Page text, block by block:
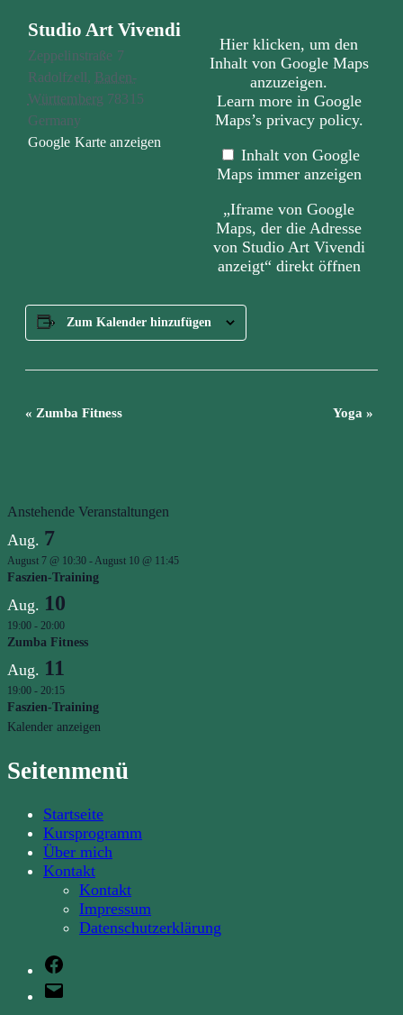
Studio Art Vivendi
Zeppelinstraße 7
Radolfzell, Baden-
Württemberg 78315
Germany
Google Karte anzeigen
Google
Maps,
der
die
Adresse
von
Studio
Vivendi
anzeigt“
Maps
anzeigen
Hier klicken, um den
Inhalt von Google Maps
anzuzeigen.
Learn more in Google
Maps’s privacy policy.
Inhalt von Google
Maps immer anzeigen
„Iframe von Google
Maps, der die Adresse
von Studio Art Vivendi
anzeigt“ direkt öffnen
Zum Kalender hinzufügen
Veranstaltung
« Zumba Fitness Yoga »
Anstehende Veranstaltungen
Aug. 7
August 7 @ 10:30 - August 10 @ 11:45
Faszien-Training
Aug. 10
19:00 - 20:00
Zumba Fitness
Aug. 11
19:00 - 20:15
Faszien-Training
Kalender anzeigen
Seitenmenü
Startseite
Kursprogramm
Über mich
Kontakt
Kontakt
Impressum
Datenschutzerklärung